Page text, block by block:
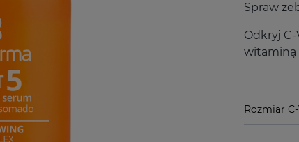
Spraw
Odkryj
witaminą
Rozmiar